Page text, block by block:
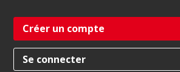
Créer un compte
Se connecter